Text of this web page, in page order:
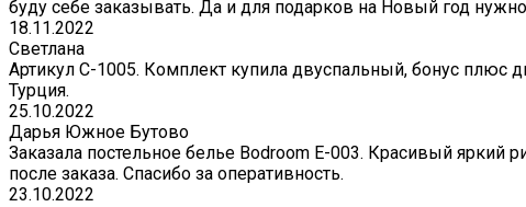
буду себе заказывать. Да и для подарков на Новый год
18.11.2022
Светлана
Артикул С-1005. Комплект купила двуспальный, бонус плюс
Турция.
25.10.2022
Дарья Южное Бутово
Заказала постельное белье Bodroom E-003. Красивый
после заказа. Спасибо за оперативность.
23.10.2022